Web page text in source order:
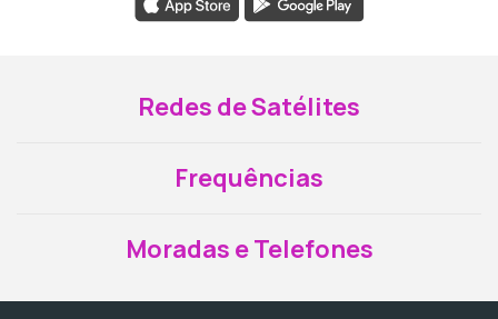
Redes de Satélites
Frequências
Moradas e Telefones